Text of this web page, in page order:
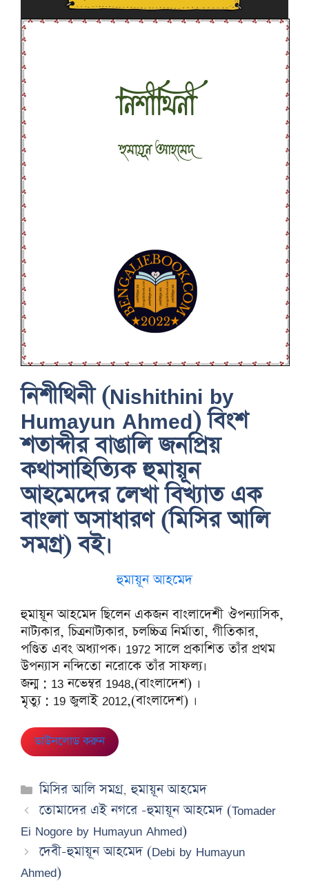
নিশীথিনী (Nishithini by
Humayun Ahmed) বিংশ
শতাব্দীর বাঙালি জনপ্রিয়
কথাসাহিত্যিক হুমায়ূন
আহমেদের লেখা বিখ্যাত এক
বাংলা অসাধারণ (মিসির আলি
সমগ্র) বই।
হুমায়ূন আহমেদ
হুমায়ূন আহমেদ ছিলেন একজন বাংলাদেশী ঔপন্যাসিক,
নাট্যকার, চিত্রনাট্যকার, চলচ্চিত্র নির্মাতা, গীতিকার,
পণ্ডিত এবং অধ্যাপক। 1972 সালে প্রকাশিত তাঁর প্রথম
উপন্যাস নন্দিতো নরোকে তাঁর সাফল্য।
জন্ম : 13 নভেম্বর 1948,(বাংলাদেশ) ।
মৃত্যু : 19 জুলাই 2012,(বাংলাদেশ) ।
ডাউনলোড করুন
Categories
মিসির আলি সমগ্র,হুমায়ূন আহমেদ
তোমাদের এই নগরে -হুমায়ূন আহমেদ (Tomader
Ei Nogore by Humayun Ahmed)
দেবী-হুমায়ূন আহমেদ (Debi by Humayun
Ahmed)